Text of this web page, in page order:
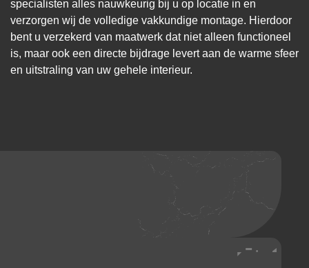
specialisten alles nauwkeurig bij u op locatie in en
verzorgen wij de volledige vakkundige montage. Hierdoor
bent u verzekerd van maatwerk dat niet alleen functioneel
is, maar ook een directe bijdrage levert aan de warme sfeer
en uitstraling van uw gehele interieur.